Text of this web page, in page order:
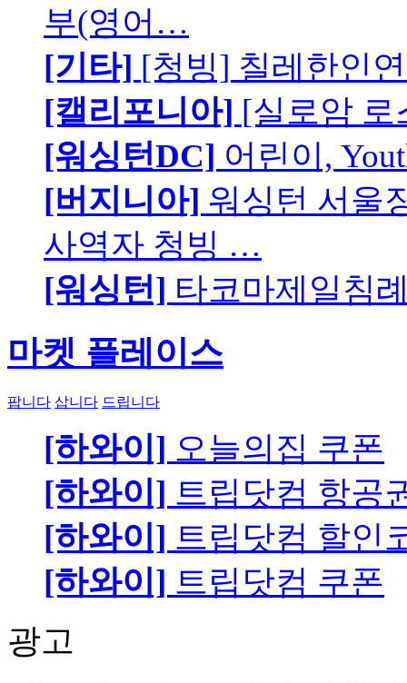
부(영어…
[기타] [청빙] 칠레한인
[캘리포니아] [실로암 로
[워싱턴DC] 어린이,
[버지니아] 워싱턴 서울
사역자 청빙 …
[워싱턴] 타코마제일침
마켓 플레이스
팝니다 삽니다 드립니다
[하와이] 오늘의집 쿠폰
[하와이] 트립닷컴 항공
[하와이] 트립닷컴 할인
[하와이] 트립닷컴 쿠폰
광고